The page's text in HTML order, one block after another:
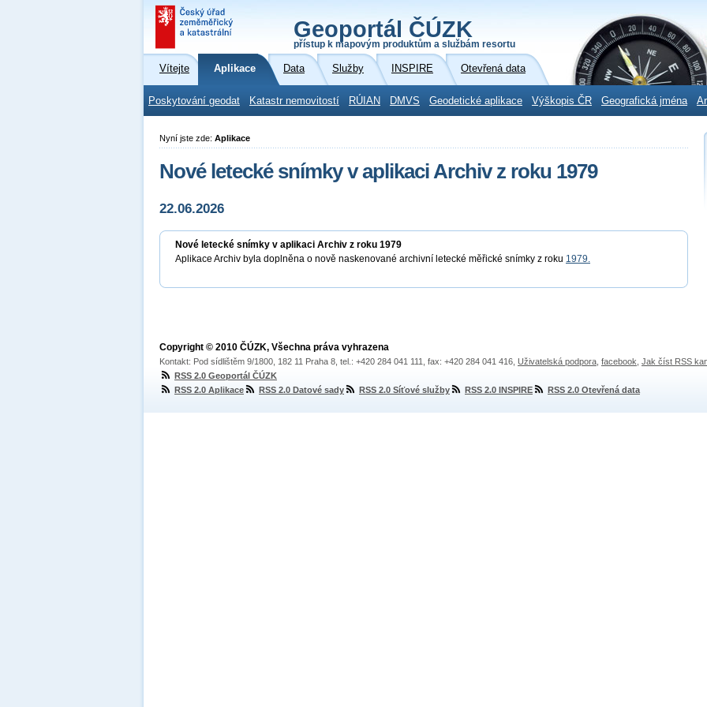
Geoportál ČÚZK
přístup k mapovým produktům a službám resortu
Vítejte Aplikace Data Služby INSPIRE Otevřená data
Poskytování geodat Katastr nemovitostí RÚIAN DMVS Geodetické aplikace Výškopis ČR Geografická jména
Nyní jste zde: Aplikace
Nové letecké snímky v aplikaci Archiv z roku 1979
22.06.2026
Nové letecké snímky v aplikaci Archiv z roku 1979
Aplikace Archiv byla doplněna o nově naskenované archivní letecké měřické snímky z roku 1979.
Copyright © 2010 ČÚZK, Všechna práva vyhrazena
Kontakt: Pod sídlištěm 9/1800, 182 11 Praha 8, tel.: +420 284 041 111, fax: +420 284 041 416, Uživatelská podpora facebook Jak číst RSS
RSS 2.0 Geoportál ČÚZK
RSS 2.0 Aplikace
RSS 2.0 Datové sady RSS 2.0 Síťové služby RSS 2.0 INSPIRE RSS 2.0 Otevřená data